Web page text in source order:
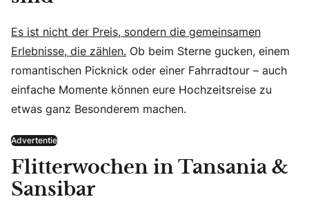
Es ist nicht der Preis, sondern die gemeinsamen
Erlebnisse, die zählen. Ob beim Sterne gucken, einem
romantischen Picknick oder einer Fahrradtour – auch
einfache Momente können eure Hochzeitsreise zu
etwas ganz Besonderem machen.
Advertentie
Flitterwochen in Tansania &
Sansibar